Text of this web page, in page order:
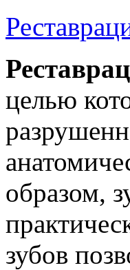
целью
образом,
зубов